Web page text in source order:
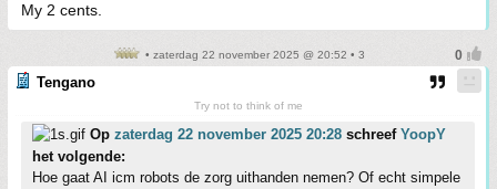
My 2 cents.
• zaterdag 22 november 2025 @ 20:52 • 3
Tengano
Try not to think of me
Op zaterdag 22 november 2025 20:28 schreef YoopY
het volgende:
Hoe gaat AI icm robots de zorg uithanden nemen? Of echt simpele